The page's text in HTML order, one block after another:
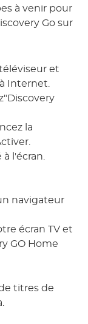
à venir pour
Go sur
et
Internet.
la
l'écran.
navigateur
écran TV et
GO Home
titres de